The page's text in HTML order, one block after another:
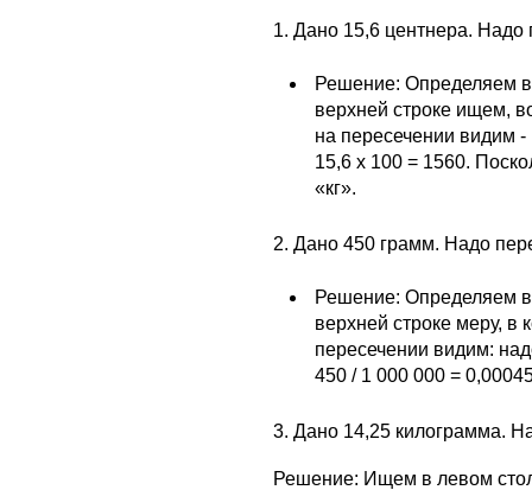
1. Дано 15,6 центнера. Надо
Решение: Определяем
верхней строке ищем,
на пересечении видим
15,6 х 100 = 1560.
«кг».
2. Дано 450 грамм. Надо
Решение: Определяем
верхней строке меру, в
пересечении видим:
450 / 1 000 000 =
3. Дано 14,25 килограмма.
Решение: Ищем в левом